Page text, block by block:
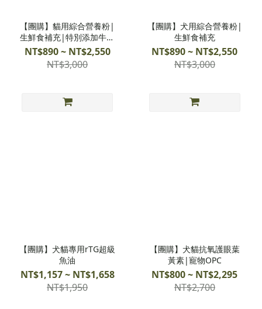
【團購】貓用綜合營養粉|
生鮮食補充|特別添加牛磺
酸、離胺酸
NT$890 ~ NT$2,550
NT$3,000
【團購】犬用綜合營養粉|
生鮮食補充
NT$890 ~ NT$2,550
NT$3,000
【團購】犬貓專用rTG超級
魚油
NT$1,157 ~ NT$1,658
NT$1,950
【團購】犬貓抗氧護眼葉
黃素|寵物OPC
NT$800 ~ NT$2,295
NT$2,700